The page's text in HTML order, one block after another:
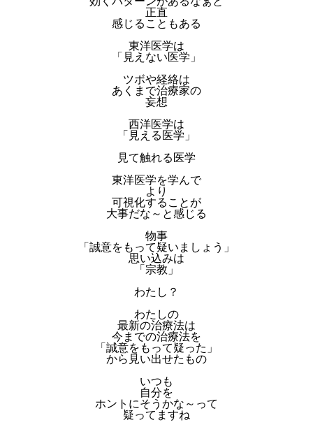
正直
感じることもある
東洋医学は
「見えない医学」
ツボや経絡は
あくまで治療家の
妄想
西洋医学は
「見える医学」
見て触れる医学
東洋医学を学んで
より
可視化することが
大事だな～と感じる
物事
「誠意をもって疑いましょう」
思い込みは
「宗教」
わたし？
わたしの
最新の治療法は
今までの治療法を
「誠意をもって疑った」
から見い出せたもの
いつも
自分を
ホントにそうかな～って
疑ってますね